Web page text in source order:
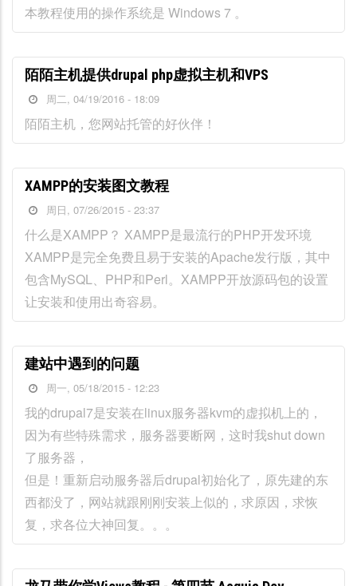
本教程使用的操作系统是 Windows 7 。
陌陌主机提供drupal php虚拟主机和VPS
周二, 04/19/2016 - 18:09
陌陌主机，您网站托管的好伙伴！
XAMPP的安装图文教程
周日, 07/26/2015 - 23:37
什么是XAMPP？ XAMPP是最流行的PHP开发环境
XAMPP是完全免费且易于安装的Apache发行版，其中
包含MySQL、PHP和Perl。XAMPP开放源码包的设置
让安装和使用出奇容易。
建站中遇到的问题
周一, 05/18/2015 - 12:23
我的drupal7是安装在linux服务器kvm的虚拟机上的，
因为有些特殊需求，服务器要断网，这时我shut down
了服务器，
但是！重新启动服务器后drupal初始化了，原先建的东
西都没了，网站就跟刚刚安装上似的，求原因，求恢
复，求各位大神回复。。。